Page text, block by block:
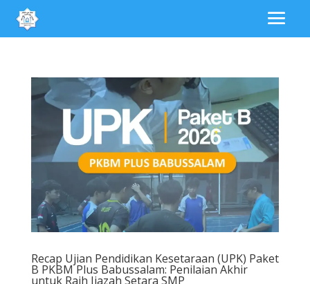
Recap Ujian Pendidikan Kesetaraan (UPK) Paket
B PKBM Plus Babussalam: Penilaian Akhir
untuk Raih Ijazah Setara SMP